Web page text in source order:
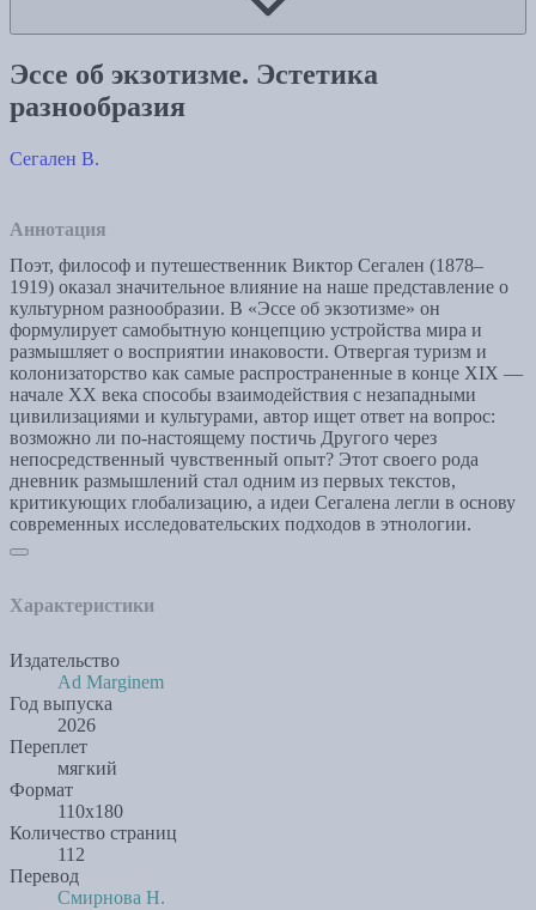
Эссе об экзотизме. Эстетика
разнообразия
Сегален В.
Аннотация
Поэт, философ и путешественник Виктор Сегален (1878–
1919) оказал значительное влияние на наше представление о
культурном разнообразии. В «Эссе об экзотизме» он
формулирует самобытную концепцию устройства мира и
размышляет о восприятии инаковости. Отвергая туризм и
колонизаторство как самые распространенные в конце XIX —
начале XX века способы взаимодействия с незападными
цивилизациями и культурами, автор ищет ответ на вопрос:
возможно ли по-настоящему постичь Другого через
непосредственный чувственный опыт? Этот своего рода
дневник размышлений стал одним из первых текстов,
критикующих глобализацию, а идеи Сегалена легли в основу
современных исследовательских подходов в этнологии.
Характеристики
Издательство
Ad Marginem
Год выпуска
2026
Переплет
мягкий
Формат
110х180
Количество страниц
112
Перевод
Смирнова Н.